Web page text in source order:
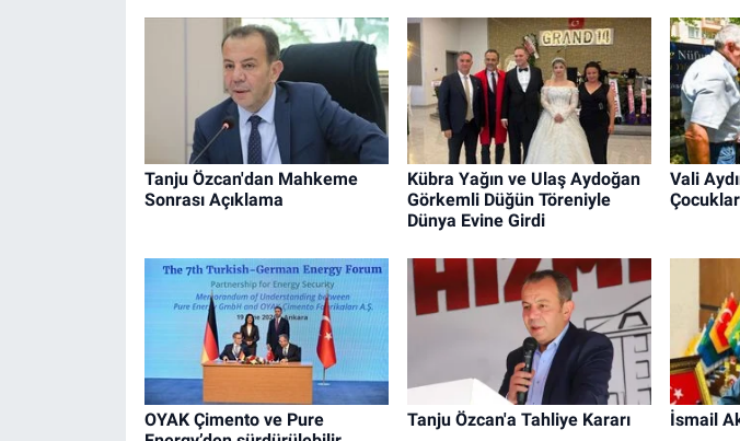
Tanju Özcan'dan Mahkeme
Sonrası Açıklama
Kübra Yağın ve Ulaş Aydoğan
Görkemli Düğün Töreniyle
Dünya Evine Girdi
Vali
OYAK Çimento ve Pure
Tanju Özcan'a Tahliye Kararı İsmail